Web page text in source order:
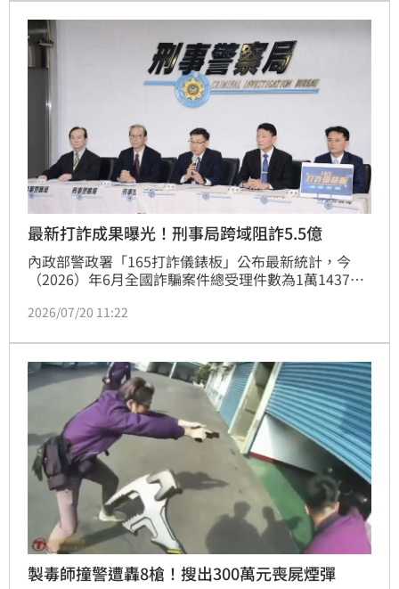
查，分波段發動搜捕，一舉將陳嫌及旗下成員共5人逮
捕歸案，全案移送新北地檢署偵辦。其中，林男、陳男
及李男聲押獲准，另兩名工程師則各以15萬元、3萬元
交保。
最新打詐成果曝光！刑事局跨域阻詐5.5億
內政部警政署「165打詐儀錶板」公布最新統計，今
（2026）年6月全國詐騙案件總受理件數為1萬1437
（2025）年同期的1萬6388件及89億1509萬餘元相
中，在「受理件數」方面，以「網路購物詐騙」占29%
居冠，其次為「假投資詐騙」11%、「假交友（投資詐
財）」8%、「色情應召詐財」6%及「釣魚連
2026/07/20 11:22
製毒師撞警遭轟8槍！搜出300萬元喪屍煙彈